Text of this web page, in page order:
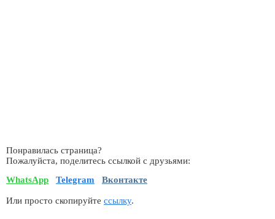
Понравилась страница?
Пожалуйста, поделитесь ссылкой с друзьями:
WhatsApp
Telegram Вконтакте
Или просто скопируйте ссылку.